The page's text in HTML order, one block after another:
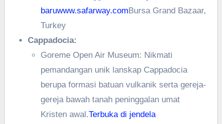
baruwww.safarway.com Bursa Grand Bazaar,
Turkey
Cappadocia:
Goreme Open Air Museum: Nikmati
pemandangan unik lanskap Cappadocia
berupa formasi batuan vulkanik serta gereja-
gereja bawah tanah peninggalan umat
Kristen awal.Terbuka di jendela